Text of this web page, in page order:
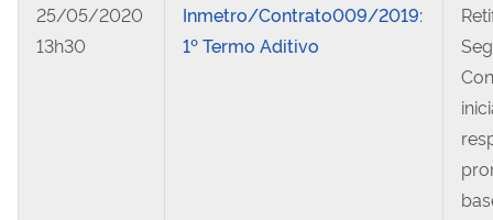
25/05/2020
13h30
Inmetro/Contrato009/2019:
1º Termo Aditivo